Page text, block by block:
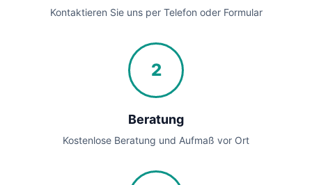
Kontaktieren Sie uns per Telefon oder Formular
2
Beratung
Kostenlose Beratung und Aufmaß vor Ort